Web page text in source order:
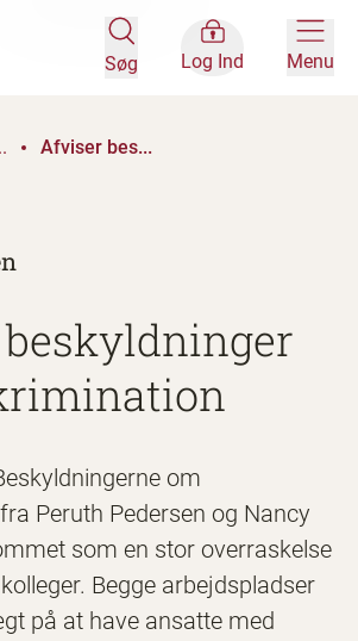
Søg Log Ind Menu
Afviser bes...
om
Peruth Pedersen og Nancy
som en stor overraskelse
Begge arbejdspladser
på at have ansatte med